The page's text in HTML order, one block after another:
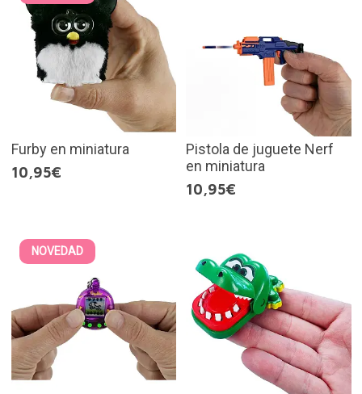
Furby en miniatura
10,95€
Pistola de juguete Nerf
en miniatura
10,95€
NOVEDAD